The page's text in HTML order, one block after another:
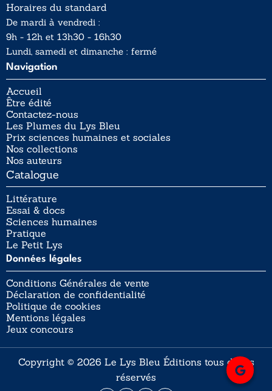
Horaires du standard
De mardi à vendredi :
9h - 12h et 13h30 - 16h30
Lundi, samedi et dimanche : fermé
Navigation
Accueil
Être édité
Contactez-nous
Les Plumes du Lys Bleu
Prix sciences humaines et sociales
Nos collections
Nos auteurs
Catalogue
Littérature
Essai & docs
Sciences humaines
Pratique
Le Petit Lys
Données légales
Conditions Générales de vente
Déclaration de confidentialité
Politique de cookies
Mentions légales
Jeux concours
Copyright © 2026 Le Lys Bleu Éditions tous droits
réservés